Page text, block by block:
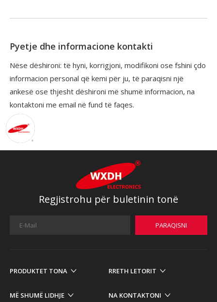
Pyetje dhe informacione kontakti
Nëse dëshironi: të hyni, korrigjoni, modifikoni ose fshini çdo
informacion personal që kemi për ju, të paraqisni një
ankesë ose thjesht dëshironi më shumë informacion, na
kontaktoni me email në fund të faqes.
Regjistrohu për buletinin tonë
PARAQISNI
PRODUKTET TONA RRETH LETORIT
MË SHUMË LIDHJE NA KONTAKTONI